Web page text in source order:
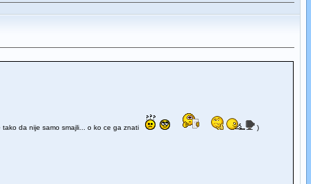
tako da nije samo smajli... o ko ce ga znati )